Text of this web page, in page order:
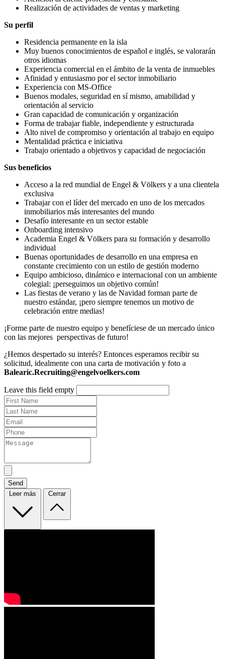
Realización de actividades de ventas y marketing
Su perfil
Residencia permanente en la isla
Muy buenos conocimientos de español e inglés, se valorarán
otros idiomas
Experiencia comercial en el ámbito de la venta de inmuebles
Afinidad y entusiasmo por el sector inmobiliario
Experiencia con MS-Office
Buenos modales, seguridad en sí mismo, amabilidad y
orientación al servicio
Gran capacidad de comunicación y organización
Forma de trabajar fiable, independiente y estructurada
Alto nivel de compromiso y orientación al trabajo en equipo
Mentalidad práctica e iniciativa
Trabajo orientado a objetivos y capacidad de negociación
Sus beneficios
Acceso a la red mundial de Engel & Völkers y a una clientela
exclusiva
Trabajar con el líder del mercado en uno de los mercados
inmobiliarios más interesantes del mundo
Desafío interesante en un sector estable
Onboarding intensivo
Academia Engel & Völkers para su formación y desarrollo
individual
Buenas oportunidades de desarrollo en una empresa en
constante crecimiento con un estilo de gestión moderno
Equipo ambicioso, dinámico e internacional con un ambiente
colegial: ¡perseguimos un objetivo común!
Las fiestas de verano y las de Navidad forman parte de
nuestro estándar, ¡pero siempre tenemos un motivo de
celebración entre medias!
¡Forme parte de nuestro equipo y benefíciese de un mercado único
con las mejores perspectivas de futuro!
¿Hemos despertado su interés? Entonces esperamos recibir su
solicitud, idealmente con una carta de motivación y foto a
Balearic.Recruiting@engelvoelkers.com
Leave this field empty
Send
Leer más
Cerrar